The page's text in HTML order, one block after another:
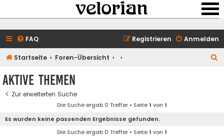
FAQ Anmelden
Registrieren
Startseite Foren-Übersicht
Aktive Themen
Zur erweiterten Suche
Die Suche ergab 0 Treffer • Seite1 von 1
Es wurden keine passenden Ergebnisse gefunden.
Die Suche ergab 0 Treffer • Seite1 von 1